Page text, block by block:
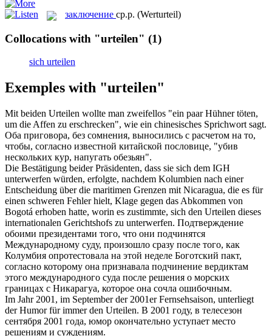
заключение ср.р. (Werturteil)
Collocations with "urteilen" (1)
sich urteilen
Exemples with "urteilen"
Mit beiden Urteilen wollte man zweifellos "ein paar Hühner töten,
um die Affen zu erschrecken", wie ein chinesisches Sprichwort sagt.
Оба приговора, без сомнения, выносились с расчетом на то,
чтобы, согласно известной китайской пословице, "убив
нескольких кур, напугать обезьян".
Die Bestätigung beider Präsidenten, dass sie sich dem IGH
unterwerfen würden, erfolgte, nachdem Kolumbien nach einer
Entscheidung über die maritimen Grenzen mit Nicaragua, die es für
einen schweren Fehler hielt, Klage gegen das Abkommen von
Bogotá erhoben hatte, worin es zustimmte, sich den Urteilen dieses
internationalen Gerichtshofs zu unterwerfen. Подтверждение
обоими президентами того, что они подчинятся
Международному суду, произошло сразу после того, как
Колумбия опротестовала на этой неделе Боготский пакт,
согласно которому она признавала подчинение вердиктам
этого международного суда после решения о морских
границах с Никарагуа, которое она сочла ошибочным.
Im Jahr 2001, im September der 2001er Fernsehsaison, unterliegt
der Humor für immer den Urteilen. В 2001 году, в телесезон
сентября 2001 года, юмор окончательно уступает место
решениям и суждениям.